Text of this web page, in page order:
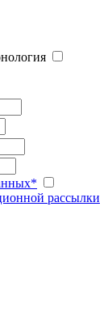
рассылки